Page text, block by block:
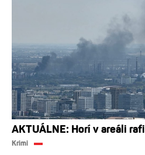
AKTUÁLNE: Horí v areáli
Krimi